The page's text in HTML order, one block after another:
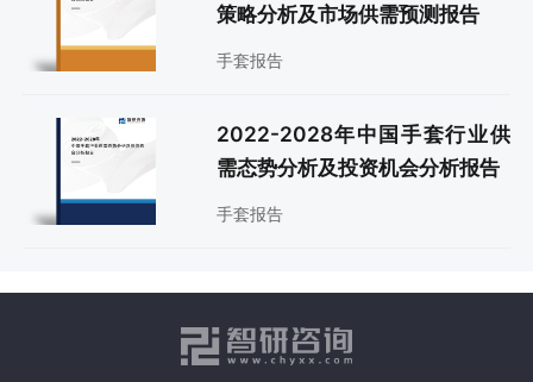
策略分析及市场供需预测报告
手套报告
2022-2028年中国手套行业供
需态势分析及投资机会分析报告
手套报告